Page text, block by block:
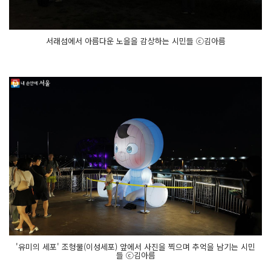
서래섬에서 아름다운 노을을 감상하는 시민들 ⓒ김아름
'유미의 세포' 조형물(이성세포) 앞에서 사진을 찍으며 추억을 남기는 시민
들 ⓒ김아름